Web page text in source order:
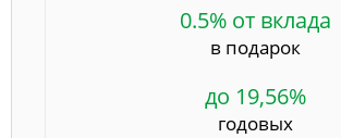
0.5% от вклада
в подарок
до 19,56%
годовых